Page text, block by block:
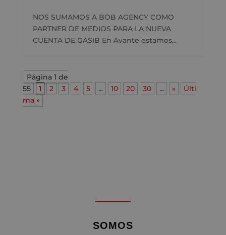
NOS SUMAMOS A BOB AGENCY COMO
PARTNER DE MEDIOS PARA LA NUEVA
CUENTA DE GASIB En Avante estamos...
Página 1 de
55
1 2 3 4 5 ... 10 20 30 ... »
Últi
ma »
SOMOS